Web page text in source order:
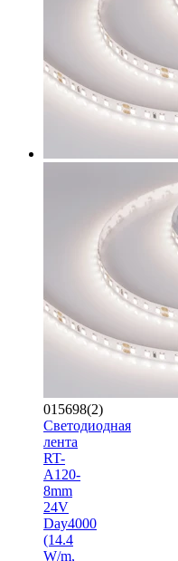
015698(2)
Светодиодная
лента
RT-
A120-
8mm
24V
Day4000
(14.4
W/m,